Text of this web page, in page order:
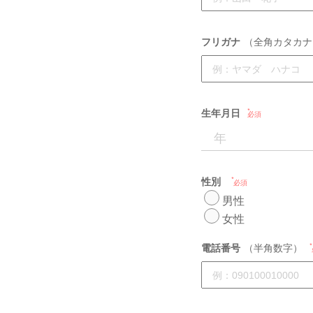
フリガナ （全角カタカナ
生年月日 必須
性別 必須
男性
女性
電話番号 （半角数字）